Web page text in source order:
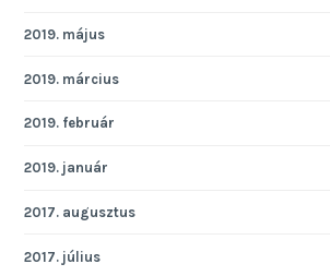
2019. május
2019. március
2019. február
2019. január
2017. augusztus
2017. július